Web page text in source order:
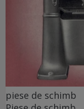
piese de schimb